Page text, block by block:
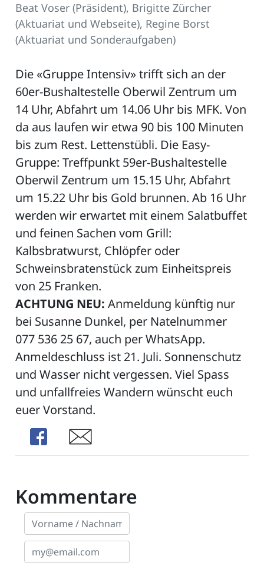
Beat Voser (Präsident), Brigitte Zürcher
(Aktuariat und Webseite), Regine Borst
(Aktuariat und Sonderaufgaben)
Die «Gruppe Intensiv» trifft sich an der
60er-Bushaltestelle Oberwil Zentrum um
14 Uhr, Abfahrt um 14.06 Uhr bis MFK. Von
da aus laufen wir etwa 90 bis 100 Minuten
bis zum Rest. Lettenstübli. Die Easy-
Gruppe: Treffpunkt 59er-Bushaltestelle
Oberwil Zentrum um 15.15 Uhr, Abfahrt
um 15.22 Uhr bis Gold brunnen. Ab 16 Uhr
werden wir erwartet mit einem Salatbuffet
und feinen Sachen vom Grill:
Kalbsbratwurst, Chlöpfer oder
Schweinsbratenstück zum Einheitspreis
von 25 Franken.
ACHTUNG NEU:Anmeldung künftig nur
bei Susanne Dunkel, per Natelnummer
077 536 25 67, auch per WhatsApp.
Anmeldeschluss ist 21. Juli. Sonnenschutz
und Wasser nicht vergessen. Viel Spass
und unfallfreies Wandern wünscht euch
euer Vorstand.
Share
Share
Kommentare